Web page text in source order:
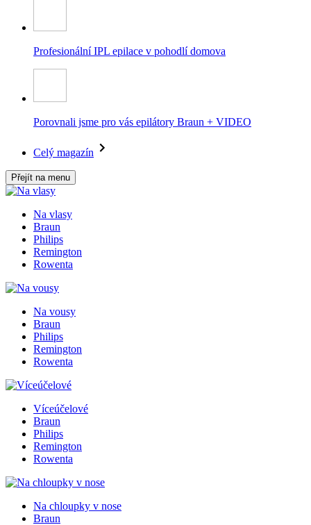
Profesionální IPL epilace v pohodlí domova
Porovnali jsme pro vás epilátory Braun + VIDEO
Celý magazín
Přejít na menu
Na vlasy
Braun
Philips
Remington
Rowenta
Na vousy
Braun
Philips
Remington
Rowenta
Víceúčelové
Braun
Philips
Remington
Rowenta
Na chloupky v nose
Braun